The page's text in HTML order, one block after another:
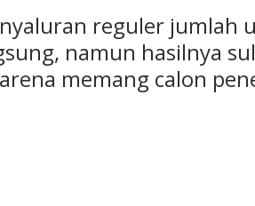
reguler jumlah
namun hasilnya
memang calon